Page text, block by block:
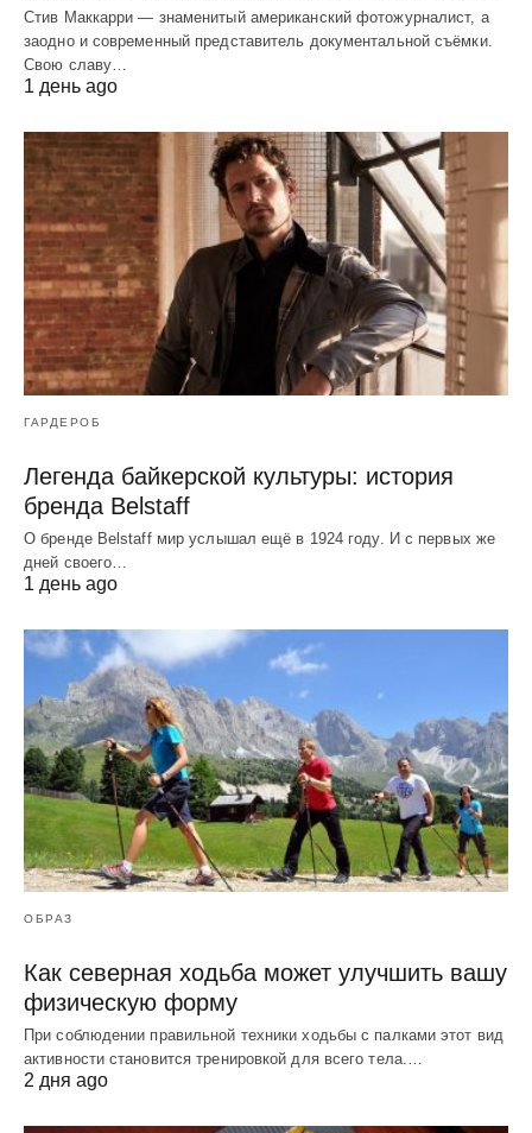
Стив Маккарри — знаменитый американский фотожурналист, а
заодно и современный представитель документальной съёмки.
Свою славу…
1 день ago
ГАРДЕРОБ
Легенда байкерской культуры: история
бренда Belstaff
О бренде Belstaff мир услышал ещё в 1924 году. И с первых же
дней своего…
1 день ago
ОБРАЗ
Как северная ходьба может улучшить вашу
физическую форму
При соблюдении правильной техники ходьбы с палками этот вид
активности становится тренировкой для всего тела.…
2 дня ago